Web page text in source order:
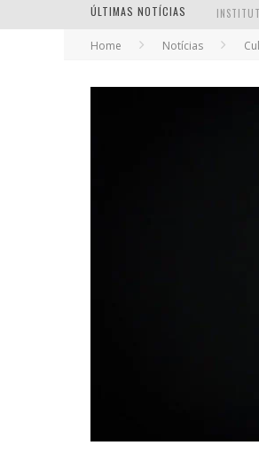
ÚLTIMAS NOTÍCIAS
Home Notícias